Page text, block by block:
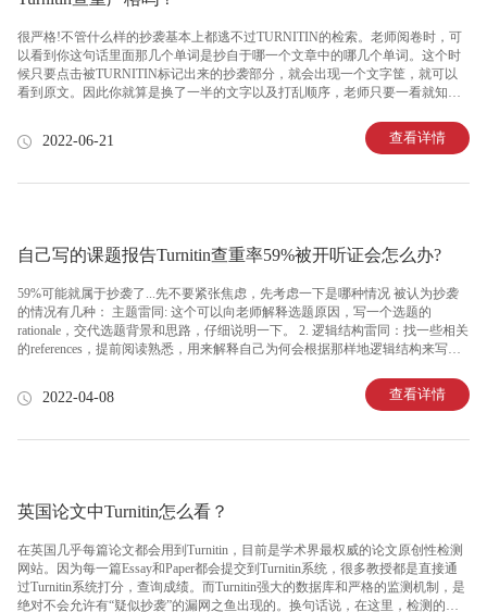
很严格!不管什么样的抄袭基本上都逃不过TURNITIN的检索。老师阅卷时，可
以看到你这句话里面那几个单词是抄自于哪一个文章中的哪几个单词。这个时
候只要点击被TURNITIN标记出来的抄袭部分，就会出现一个文字筐，就可以
看到原文。因此你就算是换了一半的文字以及打乱顺序，老师只要一看就知
2022-06-21 查看详情
自己写的课题报告Turnitin查重率59%被开听证会怎么办?
59%可能就属于抄袭了...先不要紧张焦虑，先考虑一下是哪种情况 被认为抄袭
的情况有几种： 主题雷同: 这个可以向老师解释选题原因，写一个选题的
rationale，交代选题背景和思路，仔细说明一下。 2. 逻辑结构雷同：找一些相关
的references，提前阅读熟悉，用来解释自己为何会根据那样地逻辑结构来写，
容重复了，这个没办法狡辩，可以谦虚点承认自己的确没有把文献里面引用的
内容转述到位，经过这次教训后，会去努力学习间接引用的技巧，降低重复
自己在学术行为规范方面的不足，但是绝对不是故意为之，是无意识之下使得
2022-04-08 查看详情
英国论文中Turnitin怎么看？
在英国几乎每篇论文都会用到Turnitin，目前是学术界最权威的论文原创性检测
网站。因为每一篇Essay和Paper都会提交到Turnitin系统，很多教授都是直接通
过Turnitin系统打分，查询成绩。而Turnitin强大的数据库和严格的监测机制，是
绝对不会允许有“疑似抄袭”的漏网之鱼出现的。换句话说，在这里，检测的原